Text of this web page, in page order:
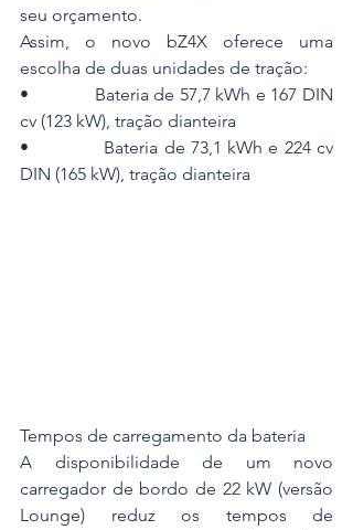
seu orçamento.
Assim, o novo bZ4X oferece uma
escolha de duas unidades de tração:
•             Bateria de 57,7 kWh e 167 DIN
cv (123 kW), tração dianteira
•             Bateria de 73,1 kWh e 224 cv
DIN (165 kW), tração dianteira
Tempos de carregamento da bateria
A disponibilidade de um novo
carregador de bordo de 22 kW (versão
Lounge) reduz os tempos de